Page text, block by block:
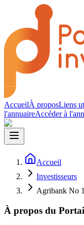
AccueilÀ proposLiens
l'annuaireAccéder à
Accueil
Investisseurs
Agribank No
À propos du